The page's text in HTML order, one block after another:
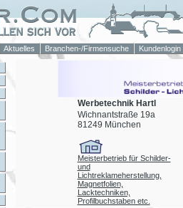
Aktuelles Branchen-/Firmensuche Kundenlogin
Werbetechnik Hartl
Wichnantstraße 19a
81249 München
Meisterbetrieb für Schilder-
und
Lichtreklameherstellung,
Magnetfolien,
Lacktechniken,
Profilbuchstaben etc.